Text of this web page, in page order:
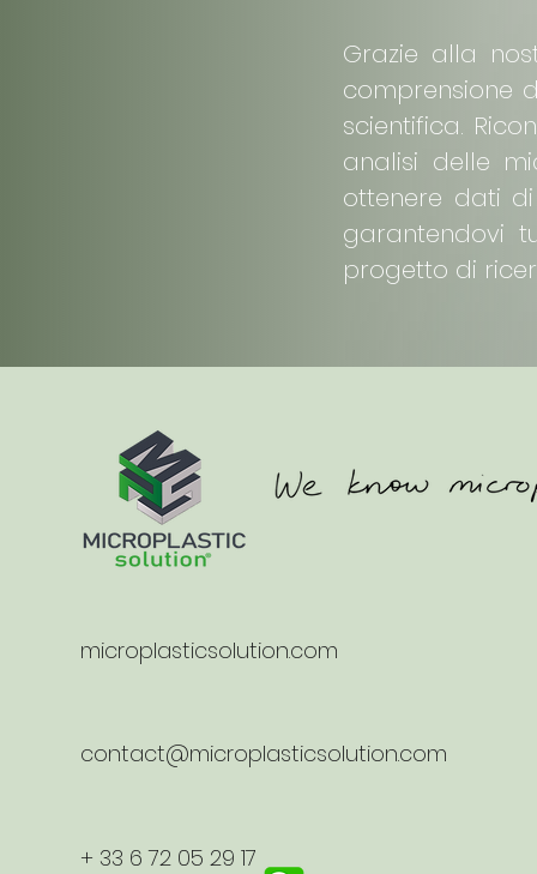
Grazie alla
comprensione
scientifica.
analisi delle
ottenere dati
garantendovi
progetto di
microplasticsolution.com
contact@microplasticsolution.com
+ 33 6 72 05 29 17